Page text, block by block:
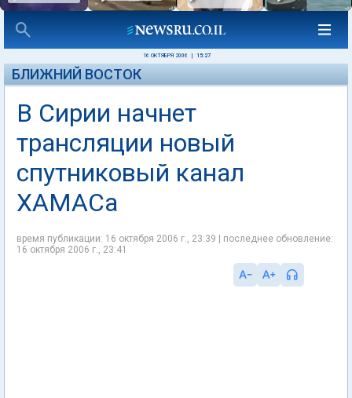
16 ОКТЯБРЯ 2006 15:27
БЛИЖНИЙ ВОСТОК
В Сирии начнет
трансляции новый
спутниковый канал
ХАМАСа
время публикации: 16 октября 2006 г., 23:39 | последнее обновление:
16 октября 2006 г., 23:41